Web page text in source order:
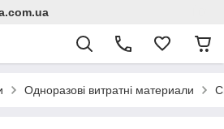
Одноразові витратні материали